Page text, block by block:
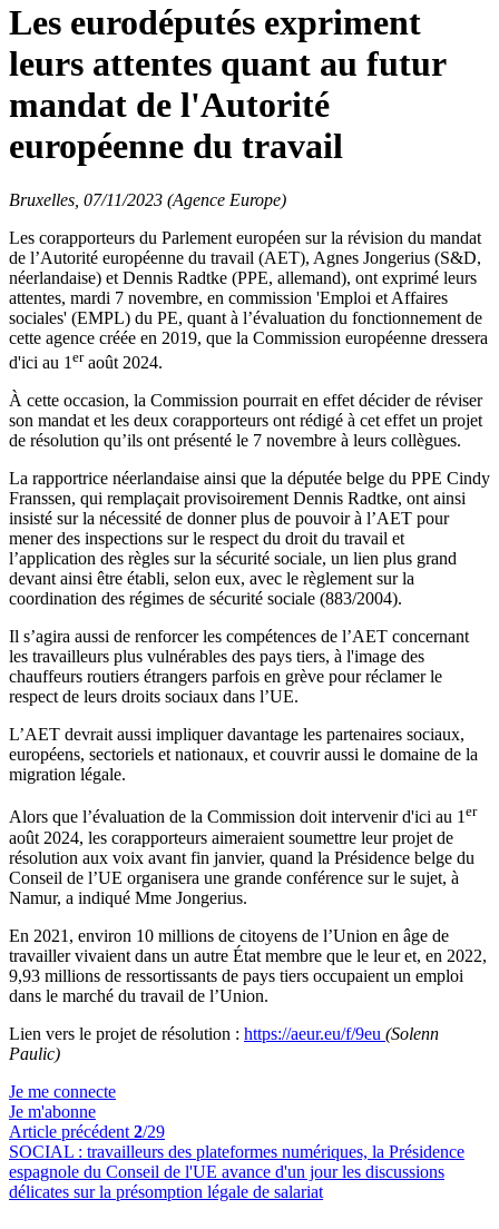
Les eurodéputés expriment
leurs attentes quant au futur
mandat de l'Autorité
européenne du travail
Bruxelles, 07/11/2023 (Agence Europe)
Les corapporteurs du Parlement européen sur la révision du mandat
de l’Autorité européenne du travail (AET), Agnes Jongerius (S&D,
néerlandaise) et Dennis Radtke (PPE, allemand), ont exprimé leurs
attentes, mardi 7 novembre, en commission 'Emploi et Affaires
sociales' (EMPL) du PE, quant à l’évaluation du fonctionnement de
cette agence créée en 2019, que la Commission européenne dressera
d'ici au 1 eraoût 2024.
À cette occasion, la Commission pourrait en effet décider de réviser
son mandat et les deux corapporteurs ont rédigé à cet effet un projet
de résolution qu’ils ont présenté le 7 novembre à leurs collègues.
La rapportrice néerlandaise ainsi que la députée belge du PPE Cindy
Franssen, qui remplaçait provisoirement Dennis Radtke, ont ainsi
insisté sur la nécessité de donner plus de pouvoir à l’AET pour
mener des inspections sur le respect du droit du travail et
l’application des règles sur la sécurité sociale, un lien plus grand
devant ainsi être établi, selon eux, avec le règlement sur la
coordination des régimes de sécurité sociale (883/2004).
Il s’agira aussi de renforcer les compétences de l’AET concernant
les travailleurs plus vulnérables des pays tiers, à l'image des
chauffeurs routiers étrangers parfois en grève pour réclamer le
respect de leurs droits sociaux dans l’UE.
L’AET devrait aussi impliquer davantage les partenaires sociaux,
européens, sectoriels et nationaux, et couvrir aussi le domaine de la
migration légale.
Alors que l’évaluation de la Commission doit intervenir d'ici au 1er
août 2024, les corapporteurs aimeraient soumettre leur projet de
résolution aux voix avant fin janvier, quand la Présidence belge du
Conseil de l’UE organisera une grande conférence sur le sujet, à
Namur, a indiqué Mme Jongerius.
En 2021, environ 10 millions de citoyens de l’Union en âge de
travailler vivaient dans un autre État membre que le leur et, en 2022,
9,93 millions de ressortissants de pays tiers occupaient un emploi
dans le marché du travail de l’Union.
Lien vers le projet de résolution : https://aeur.eu/f/9eu (Solenn
Paulic)
Je me connecte
Je m'abonne
Article précédent 2/29
SOCIAL : travailleurs des plateformes numériques, la Présidence
espagnole du Conseil de l'UE avance d'un jour les discussions
délicates sur la présomption légale de salariat